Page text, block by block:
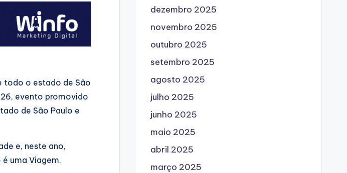
todo o estado de São
evento promovido
de São Paulo e
e, neste ano,
uma Viagem.
dezembro 2025
novembro 2025
outubro 2025
setembro 2025
agosto 2025
julho 2025
junho 2025
maio 2025
abril 2025
março 2025